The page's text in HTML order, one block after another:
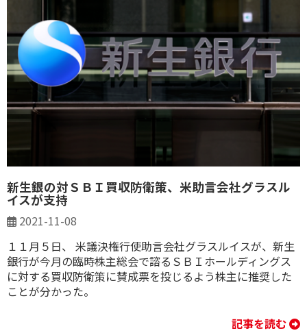
新生銀の対ＳＢＩ買収防衛策、米助言会社グラスル
イスが支持
2021-11-08
１１月５日、 米議決権行使助言会社グラスルイスが、新生
銀行が今月の臨時株主総会で諮るＳＢＩホールディングス
に対する買収防衛策に賛成票を投じるよう株主に推奨した
ことが分かった。
記事を読む